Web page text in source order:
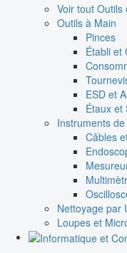
Voir tout Outils
Outils à Main
Pinces
Établi et
ESD et
Étaux et
Instruments
Câbles
Nettoyage par
Loupes et